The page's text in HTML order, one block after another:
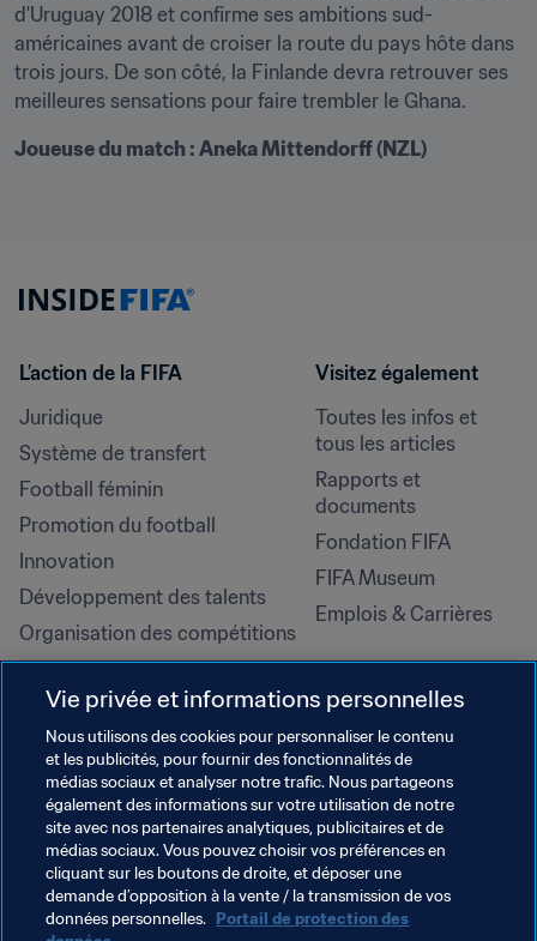
d'Uruguay 2018 et confirme ses ambitions sud-
américaines avant de croiser la route du pays hôte dans
trois jours. De son côté, la Finlande devra retrouver ses
meilleures sensations pour faire trembler le Ghana.
Joueuse du match : Aneka Mittendorff (NZL)
L’action de la FIFA
Juridique
Système de transfert
Football féminin
Promotion du football
Innovation
Développement des talents
Organisation des compétitions
Développement durable
Droits de l'homme et lutte contre
la discrimination
Santé et médical
Initiatives en matière de
formation
Visitez également
Toutes les infos et
tous les articles
Rapports et
documents
Fondation FIFA
FIFA Museum
Emplois & Carrières
Vie privée et informations personnelles
Nous utilisons des cookies pour personnaliser le contenu
et les publicités, pour fournir des fonctionnalités de
médias sociaux et analyser notre trafic. Nous partageons
également des informations sur votre utilisation de notre
site avec nos partenaires analytiques, publicitaires et de
médias sociaux. Vous pouvez choisir vos préférences en
cliquant sur les boutons de droite, et déposer une
demande d’opposition à la vente / la transmission de vos
données personnelles. Portail de protection des